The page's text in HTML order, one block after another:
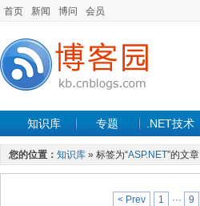
首页 新闻 博问 会员
知识库 专题 .NET技术
您的位置： 知识库 » 标签为“ASP.NET”的文章
< Prev 1 ··· 9